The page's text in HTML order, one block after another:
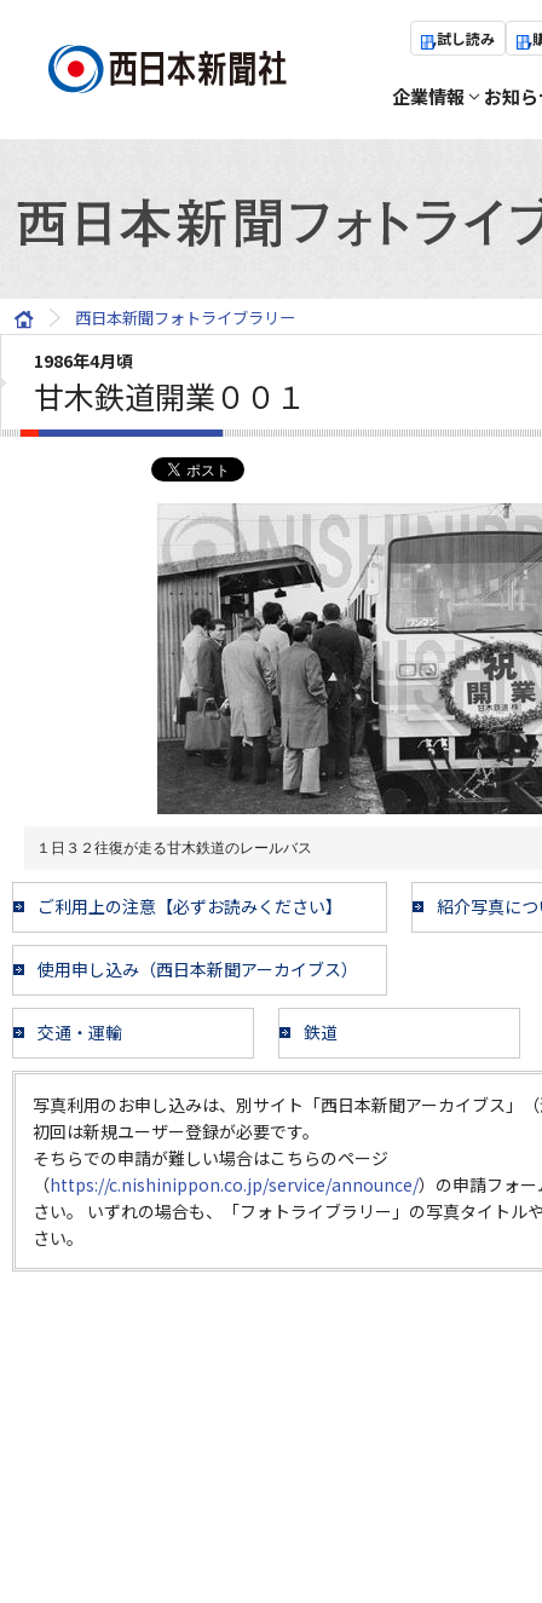
試し読み
企業情報 お知
西日本新聞フォトライブラリー
1986年4月頃
甘木鉄道開業００１
１日３２往復が走る甘木鉄道のレールバス
ご利用上の注意【必ずお読みください】 紹介写真に
使用申し込み（西日本新聞アーカイブス）
交通・運輸 鉄道
写真利用のお申し込みは、別サイト「西日本新聞アーカイブス」
初回は新規ユーザー登録が必要です。
そちらでの申請が難しい場合はこちらのページ
（https://c.nishinippon.co.jp/service/announce/）の申請フォ
さい。 いずれの場合も、「フォトライブラリー」の写真タイトル
さい。